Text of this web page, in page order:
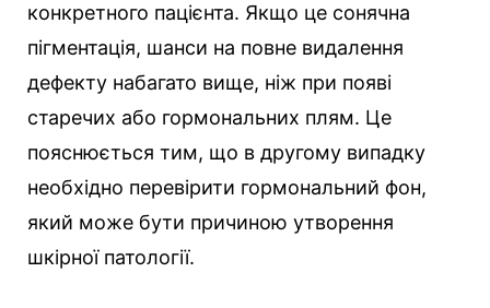
конкретного пацієнта. Якщо це сонячна
пігментація, шанси на повне видалення
дефекту набагато вище, ніж при появі
старечих або гормональних плям. Це
пояснюється тим, що в другому випадку
необхідно перевірити гормональний фон,
який може бути причиною утворення
шкірної патології.